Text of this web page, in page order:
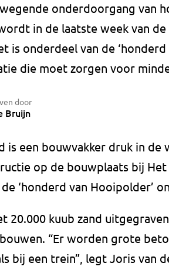
onderdoorgang van
in de laatste week van
is onderdeel van de
die moet zorgen voor
door
Bruijn
is een bouwvakker druk in de
op de bouwplaats bij Het
‘honderd van Hooipolder’
20.000 kuub zand
“Er worden grote
bij een trein”, legt Joris van